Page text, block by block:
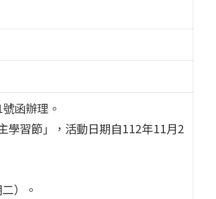
函辦理。
學習節」，活動日期自112年11月2
）。